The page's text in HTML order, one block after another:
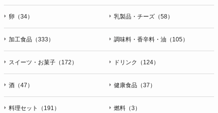
卵（34） 乳製品・チーズ（58）
加工食品（333） 調味料・香辛料・油（105）
スイーツ・お菓子（172） ドリンク（124）
酒（47） 健康食品（37）
料理セット（191） 燃料（3）